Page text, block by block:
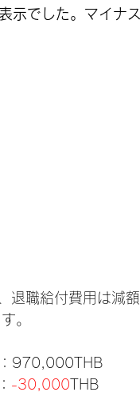
示でした。マイナ
退職給付費用は減
。
：970,000THB
-30,000THB